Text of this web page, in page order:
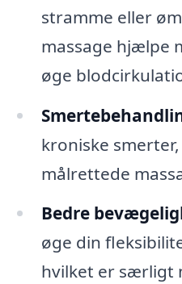
stramme eller
massage hjælpe
øge
kroniske
målrettede
Bedre
øge din
hvilket er særligt